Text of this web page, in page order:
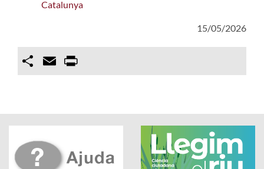
Catalunya
15/05/2026
Compartir
Email